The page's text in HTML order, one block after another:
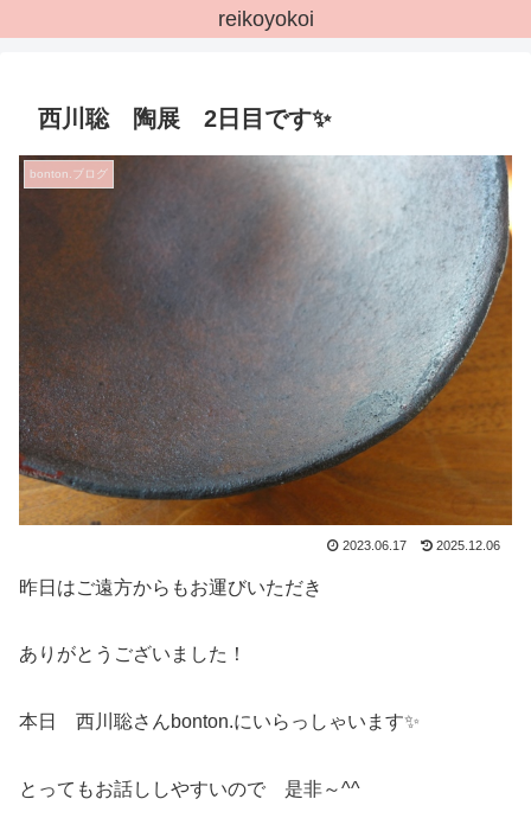
reikoyokoi
西川聡 陶展 2日目です✨
bonton.ブログ
2023.06.17 2025.12.06
昨日はご遠方からもお運びいただき
ありがとうございました！
本日 西川聡さんbonton.にいらっしゃいます✨
とってもお話ししやすいので 是非～^^